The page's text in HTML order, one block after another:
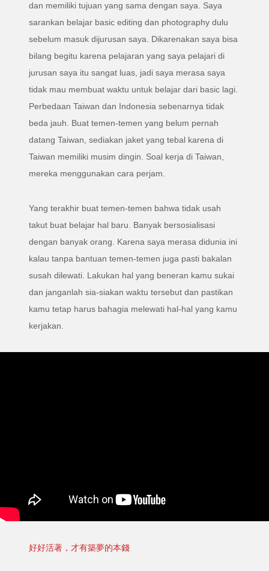
dan memiliki tujuan yang sama dengan saya. Saya
sarankan belajar basic editing dan photography dulu
sebelum masuk dijurusan saya. Dikarenakan saya bisa
bilang begitu karena pelajaran yang saya pelajari di
jurusan saya itu sangat luas, jadi saya merasa saya
tidak mau membuat waktu untuk belajar dari basic lagi.
Perbedaan Taiwan dan Indonesia sebenarnya tidak
beda jauh. Buat temen-temen yang belum pernah
datang Taiwan, sediakan jaket yang tebal karena di
Taiwan memiliki musim dingin. Soal kerja di Taiwan,
mereka menggunakan cara perjam.
Yang terakhir buat temen-temen bahwa tidak usah
takut buat belajar hal baru. Banyak bersosialisasi
dengan banyak orang. Karena saya merasa didunia ini
kalau tanpa bantuan temen-temen juga pasti bakalan
susah dilewati. Lakukan hal yang beneran kamu sukai
dan janganlah sia-siakan waktu tersebut dan pastikan
kamu tetap harus bahagia melewati hal-hal yang kamu
kerjakan.
好好活著，才有築夢的本錢